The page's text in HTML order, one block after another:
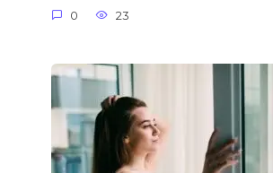
0 23